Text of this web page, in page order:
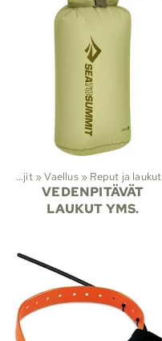
Lajit ‪»Vaellus ‪» Reput ja laukut
VEDENPITÄVÄT
LAUKUT YMS.